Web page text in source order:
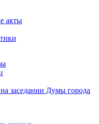
акты
заседании Думы города